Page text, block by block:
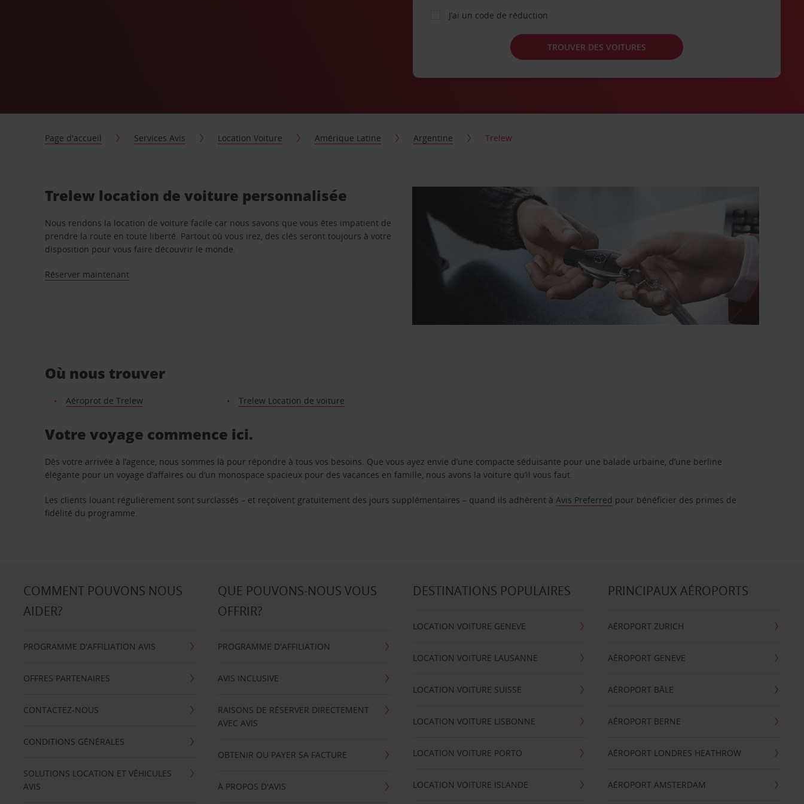
J’ai un code de réduction
TROUVER DES VOITURES
Page d'accueil Services Avis Location Voiture Amérique Latine Argentine Trelew
Trelew location de voiture personnalisée
Nous rendons la location de voiture facile car nous savons que vous êtes impatient de
prendre la route en toute liberté. Partout où vous irez, des clés seront toujours à votre
disposition pour vous faire découvrir le monde.
Réserver maintenant
Où nous trouver
Aéroprot de Trelew Trelew Location de voiture
Votre voyage commence ici.
Dès votre arrivée à l’agence, nous sommes là pour répondre à tous vos besoins. Que vous ayez envie d’une compacte séduisante pour une balade urbaine, d’une berline
élégante pour un voyage d’affaires ou d’un monospace spacieux pour des vacances en famille, nous avons la voiture qu’il vous faut.
Les clients louant régulièrement sont surclassés – et reçoivent gratuitement des jours supplémentaires – quand ils adhèrent àAvis Preferred pour bénéficier des primes de
fidélité du programme.
COMMENT POUVONS NOUS
AIDER?
PROGRAMME D'AFFILIATION AVIS
OFFRES PARTENAIRES
CONTACTEZ-NOUS
CONDITIONS GÉNÉRALES
SOLUTIONS LOCATION ET VÉHICULES
AVIS
QUE POUVONS-NOUS VOUS
OFFRIR?
PROGRAMME D'AFFILIATION
AVIS INCLUSIVE
RAISONS DE RÉSERVER DIRECTEMENT
AVEC AVIS
OBTENIR OU PAYER SA FACTURE
À PROPOS D'AVIS
DESTINATIONS POPULAIRES
LOCATION VOITURE GENEVE
LOCATION VOITURE LAUSANNE
LOCATION VOITURE SUISSE
LOCATION VOITURE LISBONNE
LOCATION VOITURE PORTO
LOCATION VOITURE ISLANDE
PRINCIPAUX AÉROPORTS
AÉROPORT ZURICH
AÉROPORT GENEVE
AÉROPORT BÂLE
AÉROPORT BERNE
AÉROPORT LONDRES HEATHROW
AÉROPORT AMSTERDAM